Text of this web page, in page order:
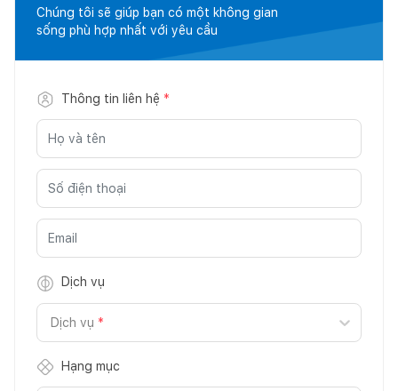
Chúng tôi sẽ giúp bạn có một không gian
sống phù hợp nhất với yêu cầu
Thông tin liên hệ *
Dịch vụ
Dịch vụ *
Hạng mục